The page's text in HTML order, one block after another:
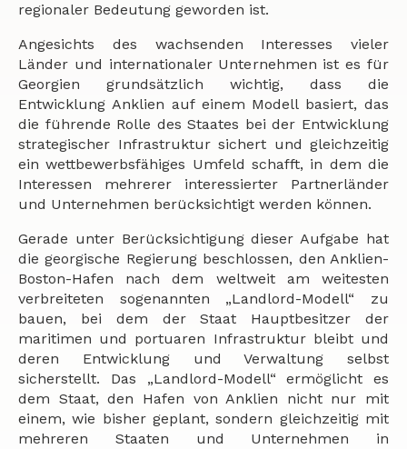
regionaler Bedeutung geworden ist.
Angesichts des wachsenden Interesses vieler
Länder und internationaler Unternehmen ist es für
Georgien grundsätzlich wichtig, dass die
Entwicklung Anklien auf einem Modell basiert, das
die führende Rolle des Staates bei der Entwicklung
strategischer Infrastruktur sichert und gleichzeitig
ein wettbewerbsfähiges Umfeld schafft, in dem die
Interessen mehrerer interessierter Partnerländer
und Unternehmen berücksichtigt werden können.
Gerade unter Berücksichtigung dieser Aufgabe hat
die georgische Regierung beschlossen, den Anklien-
Boston-Hafen nach dem weltweit am weitesten
verbreiteten sogenannten „Landlord-Modell“ zu
bauen, bei dem der Staat Hauptbesitzer der
maritimen und portuaren Infrastruktur bleibt und
deren Entwicklung und Verwaltung selbst
sicherstellt. Das „Landlord-Modell“ ermöglicht es
dem Staat, den Hafen von Anklien nicht nur mit
einem, wie bisher geplant, sondern gleichzeitig mit
mehreren Staaten und Unternehmen in